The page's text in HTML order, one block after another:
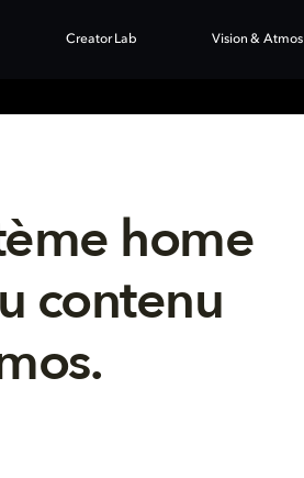
Creator Lab Vision & Atmos
home
contenu